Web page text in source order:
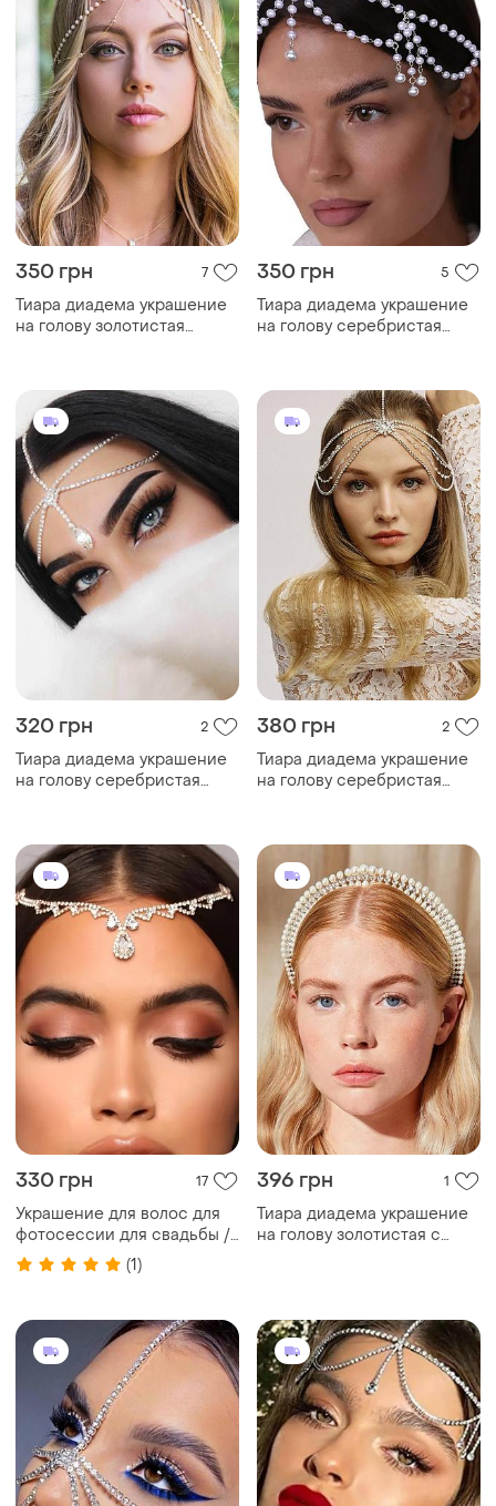
350 грн 7
Тиара диадема украшение
на голову золотистая
350 грн 5
Тиара диадема украшение
на голову серебристая
320 грн 2
Тиара диадема украшение
на голову серебристая
380 грн 2
Тиара диадема украшение
на голову серебристая
330 грн 17
Украшение для волос для
фотосессии для свадьбы /
украшение на голову/ тиара
/
(1)
396 грн 1
Тиара диадема украшение
на голову золотистая с